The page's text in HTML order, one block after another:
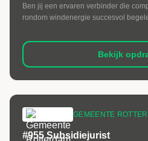
Ben jij een ervaren verbinder die
rondom windenergie succesvol
Bekijk
GEMEENTE
#955 Subsidiejurist